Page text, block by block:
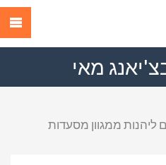
מאי
ממגוון מסעדות